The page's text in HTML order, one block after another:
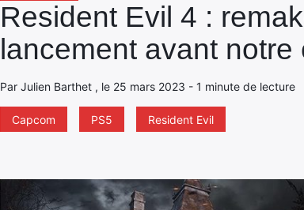
Resident Evil 4 :
lancement avant notre
Par Julien Barthet , le 25 mars 2023 - 1 minute de lecture
Capcom PS5 Resident Evil